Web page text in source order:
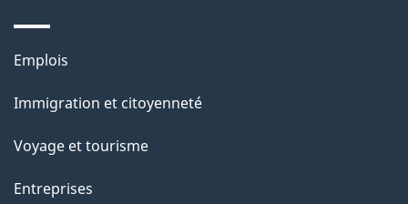
l
a
a
g
Thèmes
sujets
Emplois
Immigration et citoyenneté
Voyage et tourisme
Entreprises